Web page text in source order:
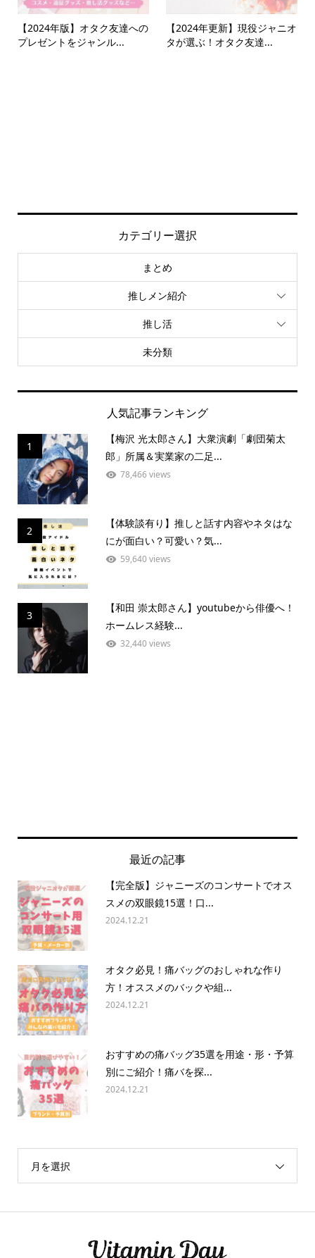
【2024年版】オタク友達への
プレゼントをジャンル...
【2024年更新】現役ジャニオ
タが選ぶ！オタク友達...
カテゴリー選択
まとめ
推しメン紹介
推し活
未分類
人気記事ランキング
1
【梅沢 光太郎さん】大衆演劇「劇団菊太
郎」所属＆実業家の二足...
78,466 views
2
【体験談有り】推しと話す内容やネタはな
にが面白い？可愛い？気...
59,640 views
3
【和田 崇太郎さん】youtubeから俳優へ！
ホームレス経験...
32,440 views
最近の記事
【完全版】ジャニーズのコンサートでオス
スメの双眼鏡15選！口...
2024.12.21
オタク必見！痛バッグのおしゃれな作り
方！オススメのバックや組...
2024.12.21
おすすめの痛バッグ35選を用途・形・予算
別にご紹介！痛バを探...
2024.12.21
月を選択